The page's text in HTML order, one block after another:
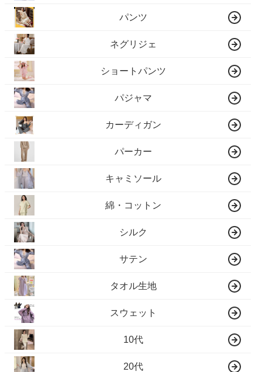
パンツ
ネグリジェ
ショートパンツ
パジャマ
カーディガン
パーカー
キャミソール
綿・コットン
シルク
サテン
タオル生地
スウェット
10代
20代